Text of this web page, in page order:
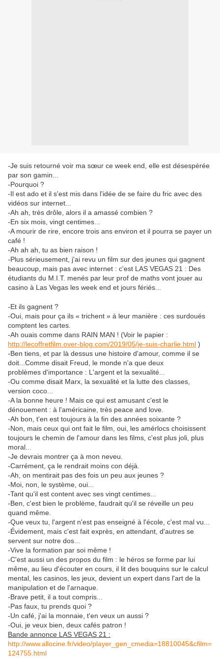
-Je suis retourné voir ma sœur ce week end, elle est désespérée
par son gamin...
-Pourquoi ?
-Il est ado et il s'est mis dans l'idée de se faire du fric avec des
vidéos sur internet...
-Ah ah, très drôle, alors il a amassé combien ?
-En six mois, vingt centimes...
-A mourir de rire, encore trois ans environ et il pourra se payer un
café !
-Ah ah ah, tu as bien raison !
-Plus sérieusement, j'ai revu un film sur des jeunes qui gagnent
beaucoup, mais pas avec internet : c'est LAS VEGAS 21 : Des
étudiants du M.I.T. menés par leur prof de maths vont jouer au
casino à Las Vegas les week end et jours fériés...
-Et ils gagnent ?
-Oui, mais pour ça ils « trichent » à leur manière : ces surdoués
comptent les cartes.
-Ah ouais comme dans RAIN MAN ! (Voir le papier :
http://lecoffretfilm.over-blog.com/2019/05/je-suis-charlie.html )
-Ben tiens, et par là dessus une histoire d'amour, comme il se
doit...Comme disait Freud, le monde n'a que deux
problèmes d'importance : L'argent et la sexualité...
-Ou comme disait Marx, la sexualité et la lutte des classes,
version coco...
-A la bonne heure ! Mais ce qui est amusant c'est le
dénouement : à l'américaine, très peace and love.
-Ah bon, t'en est toujours à la fin des années soixante ?
-Non, mais ceux qui ont fait le film, oui, les amérlocs choisissent
toujours le chemin de l'amour dans les films, c'est plus joli, plus
moral...
-Je devrais montrer ça à mon neveu.
-Carrément, ça le rendrait moins con déjà.
-Ah, on mentirait pas des fois un peu aux jeunes ?
-Moi, non, le système, oui...
-Tant qu'il est content avec ses vingt centimes...
-Ben, c'est bien le problème, faudrait qu'il se réveille un peu
quand même.
-Que veux tu, l'argent n'est pas enseigné à l'école, c'est mal vu...
-Évidement, mais c'est fait exprès, en attendant, d'autres se
servent sur notre dos...
-Vive la formation par soi même !
-C'est aussi un des propos du film : le héros se forme par lui
même, au lieu d'écouter en cours, il lit des bouquins sur le calcul
mental, les casinos, les jeux, devient un expert dans l'art de la
manipulation et de l'arnaque.
-Brave petit, il a tout compris...
-Pas faux, tu prends quoi ?
-Un café, j'ai la monnaie, t'en veux un aussi ?
-Oui, je veux bien, deux cafés patron !
Bande annonce LAS VEGAS 21 :
http://www.allocine.fr/video/player_gen_cmedia=18810045&cfilm=
124755.html